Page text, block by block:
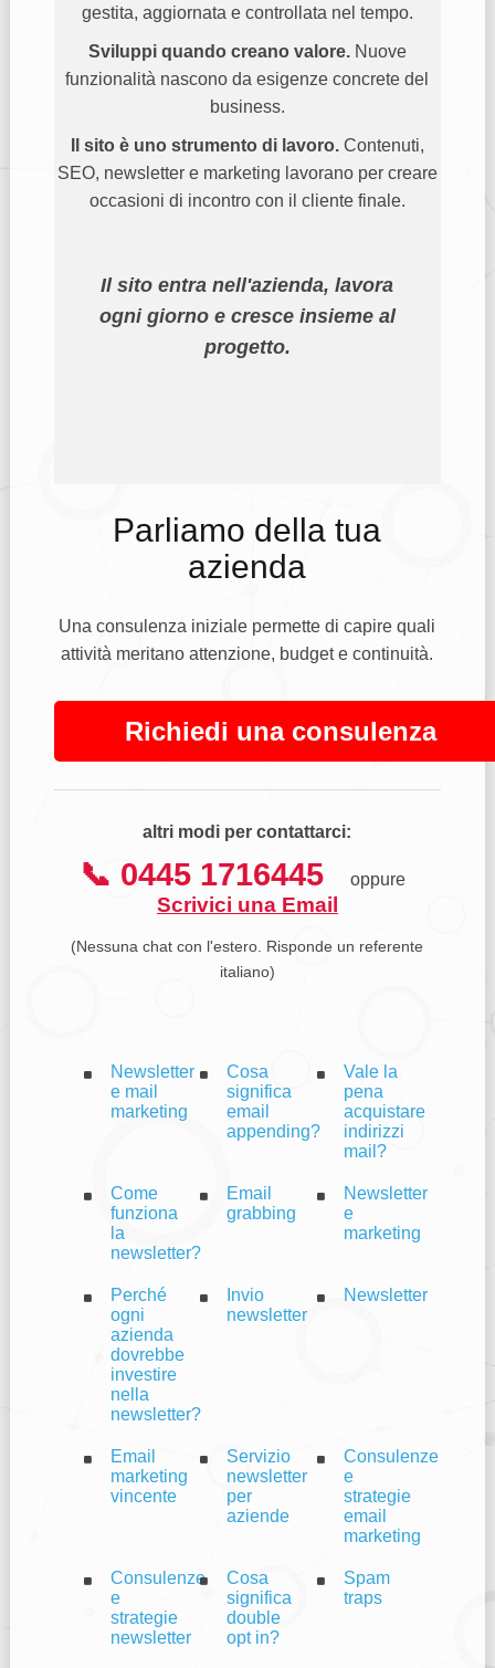
gestita, aggiornata e controllata nel tempo.
Sviluppi quando creano valore.Nuove
funzionalità nascono da esigenze concrete del
business.
Il sito è uno strumento di lavoro.Contenuti,
SEO, newsletter e marketing lavorano per creare
occasioni di incontro con il cliente finale.
Il sito entra nell'azienda, lavora
ogni giorno e cresce insieme al
progetto.
Parliamo della tua
azienda
Una consulenza iniziale permette di capire quali
attività meritano attenzione, budget e continuità.
Richiedi una consulenza
altri modi per contattarci:
📞 0445 1716445 oppure
Scrivici una Email
(Nessuna chat con l'estero. Risponde un referente
italiano)
Newsletter
e mail
marketing
Cosa
significa
email
appending?
Vale la
pena
acquistare
indirizzi
mail?
Come
funziona
la
newsletter?
Email
grabbing
Newsletter
e
marketing
Perché
ogni
azienda
dovrebbe
investire
nella
newsletter?
Invio
newsletter
Newsletter
Email
marketing
vincente
Servizio
newsletter
per
aziende
Consulenze
e
strategie
email
marketing
Consulenze
e
strategie
newsletter
Cosa
significa
double
opt in?
Spam
traps